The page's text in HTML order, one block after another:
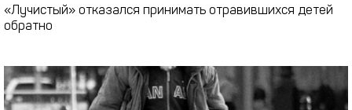
«Лучистый» отказался принимать отравившихся детей
обратно